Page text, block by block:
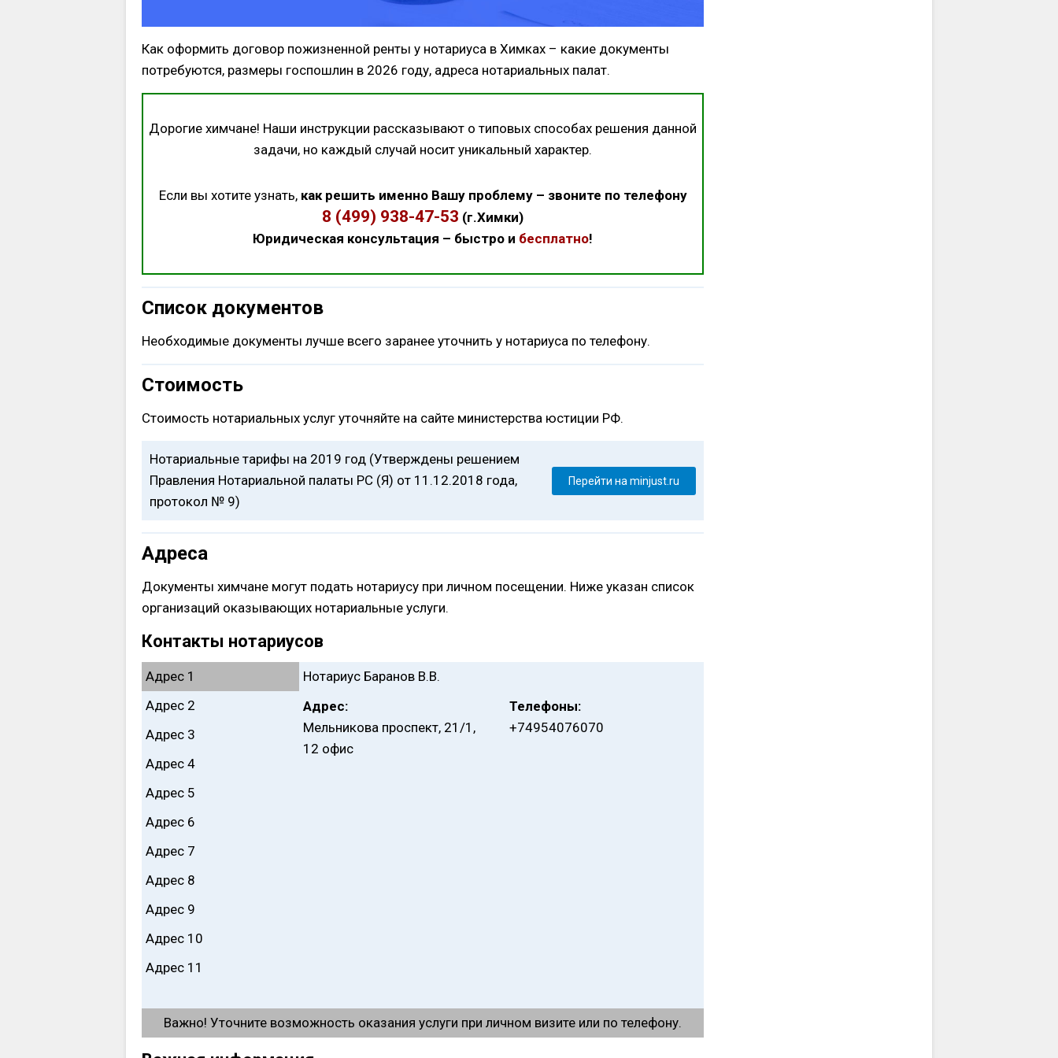
Как оформить договор пожизненной ренты у нотариуса в Химках – какие документы
потребуются, размеры госпошлин в 2026 году, адреса нотариальных палат.
Дорогие химчане! Наши инструкции рассказывают о типовых способах решения данной
задачи, но каждый случай носит уникальный характер.
Если вы хотите узнать, как решить именно Вашу проблему – звоните по телефону
8 (499) 938-47-53 (г.Химки)
Юридическая консультация – быстро и бесплатно!
Список документов
Необходимые документы лучше всего заранее уточнить у нотариуса по телефону.
Стоимость
Стоимость нотариальных услуг уточняйте на сайте министерства юстиции РФ.
Нотариальные тарифы на 2019 год (Утверждены решением
Правления Нотариальной палаты РС (Я) от 11.12.2018 года,
протокол № 9)
Перейти на minjust.ru
Адреса
Документы химчане могут подать нотариусу при личном посещении. Ниже указан список
организаций оказывающих нотариальные услуги.
Контакты нотариусов
Адрес 1
Адрес 2
Адрес 3
Адрес 4
Адрес 5
Адрес 6
Адрес 7
Адрес 8
Адрес 9
Адрес 10
Адрес 11
Нотариус Баранов В.В.
Адрес:
Мельникова проспект, 21/1,
12 офис
Телефоны:
+74954076070
Важно! Уточните возможность оказания услуги при личном визите или по телефону.